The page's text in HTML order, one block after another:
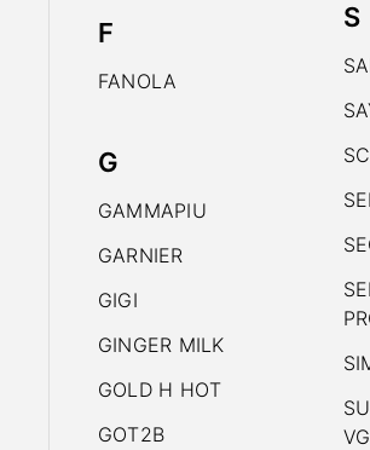
F
FANOLA
G
GAMMAPIU
GARNIER
GIGI
GINGER MILK
GOLD H HOT
GOT2B
S
VG